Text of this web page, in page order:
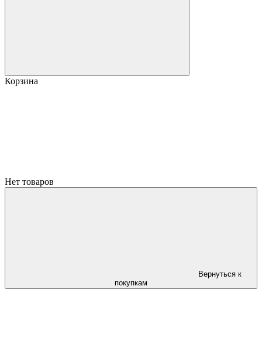
Корзина
Нет товаров
Вернуться к
покупкам